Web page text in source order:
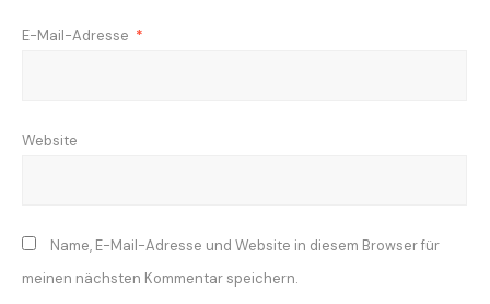
E-Mail-Adresse *
Website
Name, E-Mail-Adresse und Website in diesem Browser für
meinen nächsten Kommentar speichern.